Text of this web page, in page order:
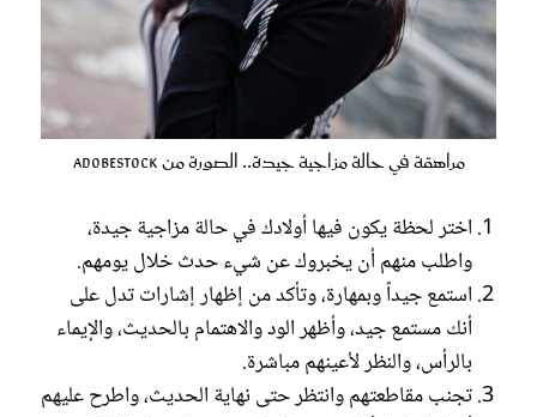
مراهقة في حالة مزاجية جيدة.. الصورة من AdobeStock
اختر لحظة يكون فيها أولادك في حالة مزاجية جيدة،
واطلب منهم أن يخبروك عن شيء حدث خلال يومهم.
استمع جيداً وبمهارة، وتأكد من إظهار إشارات تدل على
أنك مستمع جيد، وأظهر الود والاهتمام بالحديث، والإيماء
بالرأس، والنظر لأعينهم مباشرة.
تجنب مقاطعتهم وانتظر حتى نهاية الحديث، واطرح عليهم